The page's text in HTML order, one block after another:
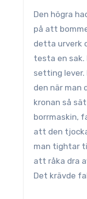
Den högra
på att
detta urverk
testa en sak.
setting
den när man
kronan så
borrmaskin,
att den
man tightar
att råka dra
Det krävde